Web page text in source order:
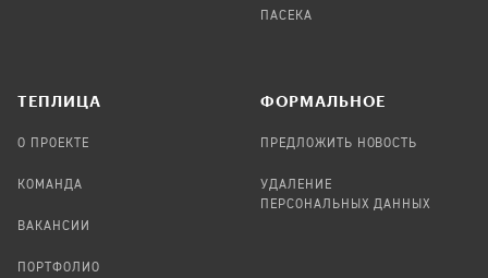
ПАСЕКА
TЕПЛИЦА
О ПРОЕКТЕ
КОМАНДА
ВАКАНСИИ
ПОРТФОЛИО
ФОРМАЛЬНОЕ
ПРЕДЛОЖИТЬ НОВОСТЬ
УДАЛЕНИЕ
ПЕРСОНАЛЬНЫХ ДАННЫХ